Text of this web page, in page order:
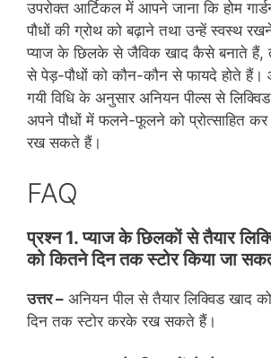
उपरोक्त आर्टिकल में आपने जाना कि होम
पौधों की ग्रोथ को बढ़ाने तथा उन्हें स्वस्थ
प्याज के छिलके से जैविक खाद कैसे बनाते हैं,
से पेड़-पौधों को कौन-कौन से फायदे होते हैं।
गयी विधि के अनुसार अनियन पील्स से
अपने पौधों में फलने-फूलने को प्रोत्साहित कर
रख सकते हैं।
FAQ
प्रश्न1. प्याज के छिलकों से तैयार
को कितने दिन तक स्टोर किया जा
उत्तर – अनियन पील से तैयार लिक्विड खाद
दिन तक स्टोर करके रख सकते हैं।